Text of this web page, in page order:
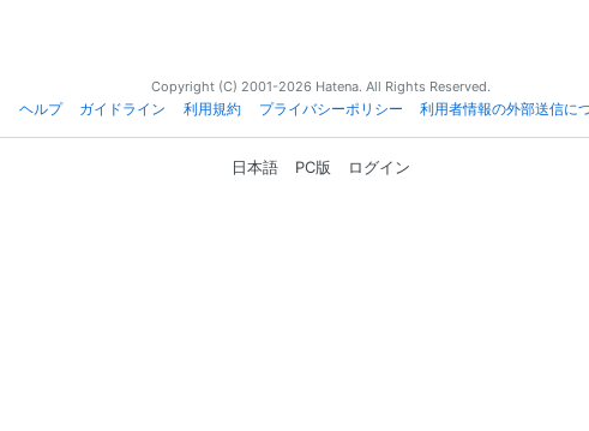
Copyright (C) 2001-2026 Hatena. All Rights Reserved.
ヘルプ
ガイドライン 利用規約 プライバシーポリシー 利用者情報の外部送信に
日本語 PC版 ログイン